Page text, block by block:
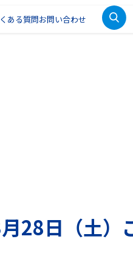
ある質問お問い合わせ
28日（土）